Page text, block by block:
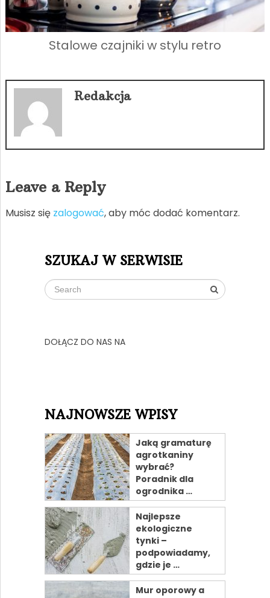
Stalowe czajniki w stylu retro
Redakcja
Leave a Reply
Musisz się zalogować, aby móc dodać komentarz.
SZUKAJ W SERWISIE
DOŁĄCZ DO NAS NA
NAJNOWSZE WPISY
Jaką gramaturę
agrotkaniny
wybrać?
Poradnik dla
ogrodnika …
Najlepsze
ekologiczne
tynki –
podpowiadamy,
gdzie je …
Mur oporowy a